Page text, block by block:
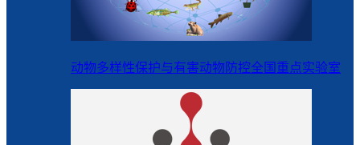
动物多样性保护与有害动物防控全国重点实验室